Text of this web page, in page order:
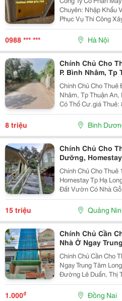
Chuyên: Nhập Khẩu
Phục Vụ Thi Công Xây Dựng
Máy Và Thiết Bị Xây
Kinh Nghiệm Lâu
0988 *** *** Hà Nội
Chính Chủ Cho
P. Bình Nhâm, Tp
Chính Chủ Cho
Nhâm, Tp Thuận
Có Thổ Cư.giá
Đất 2 Mặt Tiền,
Thoáng Rộng Rãi.+
8 triệu Bình
Chính Chủ Cho
Dưỡng,
Triệu/Tháng
Chính Chủ Cho
Homestay Tp Hạ Long Giá
Đất Vườn Có Nhà
Sinh Thái, Gần Gũi
1000M&Sup2; Có 2
Nghi Ti Vi,...
15 triệu Quảng
Chính Chủ Cần
Nhà Ở Ngay
Nai
Chính Chủ Cần Cho
Ngay Trung Tâm Long
Đường Lê Duẩn, Thị
Đồng Nai - Diện Tích:
Thành, Đối Diện
1.000₫ Đồng Nai